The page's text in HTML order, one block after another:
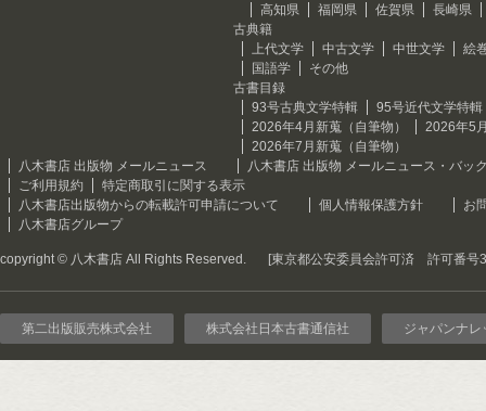
高知県
福岡県 佐賀県
長崎県
古典籍
上代文学
中古文学 中世文学
絵
国語学
その他
古書目録
93号古典文学特輯
95号近代文学特輯
2026年4月新蒐（自筆物）
2026年5
2026年7月新蒐（自筆物）
八木書店 出版物 メールニュース
八木書店 出版物 メールニュース・バッ
ご利用規約
特定商取引に関する表示
八木書店出版物からの転載許可申請について
個人情報保護方針
お
八木書店グループ
copyright © 八木書店 All Rights Reserved. [東京都公安委員会許可済 許可番号
第二出版販売株式会社 株式会社日本古書通信社 ジャパンナレ